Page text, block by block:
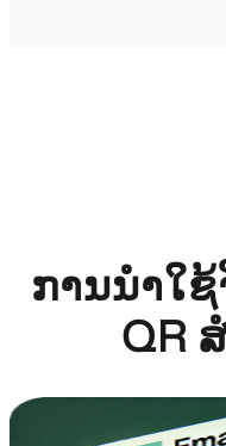
ການນໍາໃ
QR